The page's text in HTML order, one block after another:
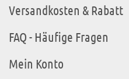
Versandkosten & Rabatt
FAQ - Häufige Fragen
Mein Konto